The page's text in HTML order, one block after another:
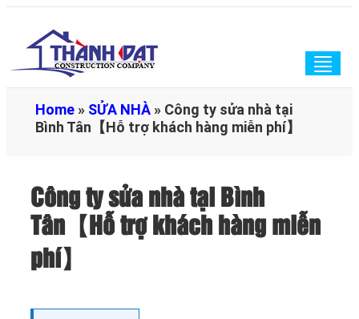
Home » SỬA NHÀ » Công ty sửa nhà tại
Bình Tân【Hỗ trợ khách hàng miễn phí】
Công ty sửa nhà tại Bình
Tân【Hỗ trợ khách hàng miễn
phí】